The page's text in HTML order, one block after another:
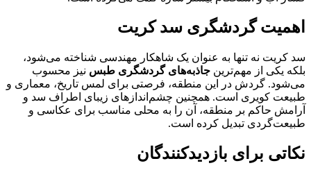
اهمیت گردشگری سد کریت
سد کریت نه تنها به عنوان یک شاهکار مهندسی شناخته می‌شود،
بلکه یکی از مهم‌ترین جاذبه‌های گردشگری طبس نیز محسوب
می‌شود. گردش در این منطقه، فرصتی برای لمس تاریخ، معماری و
طبیعت کویری است. همچنین چشم‌اندازهای زیبای اطراف سد و
آرامش حاکم بر منطقه، آن را به محلی مناسب برای عکاسی و
طبیعت‌گردی تبدیل کرده است.
نکاتی برای بازدیدکنندگان